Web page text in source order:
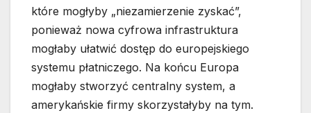
które mogłyby „niezamierzenie zyskać”,
ponieważ nowa cyfrowa infrastruktura
mogłaby ułatwić dostęp do europejskiego
systemu płatniczego. Na końcu Europa
mogłaby stworzyć centralny system, a
amerykańskie firmy skorzystałyby na tym.